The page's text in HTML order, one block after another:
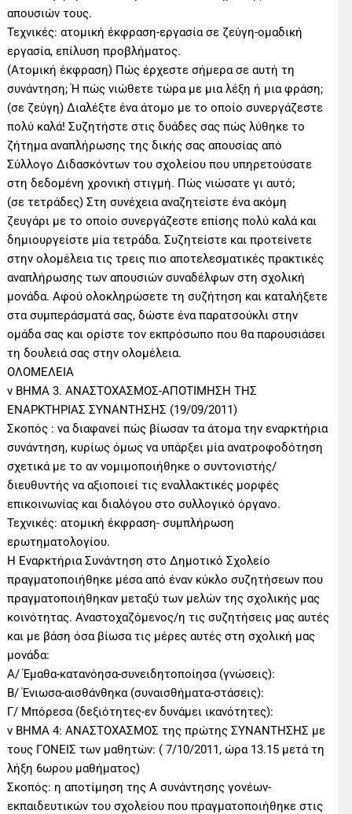
απουσιών τους.
Τεχνικές: ατομική έκφραση-εργασία σε ζεύγη-ομαδική
εργασία, επίλυση προβλήματος.
(Ατομική έκφραση) Πώς έρχεστε σήμερα σε αυτή τη
συνάντηση; Ή πώς νιώθετε τώρα με μια λέξη ή μια φράση;
(σε ζεύγη) Διαλέξτε ένα άτομο με το οποίο συνεργάζεστε
πολύ καλά! Συζητήστε στις δυάδες σας πώς λύθηκε το
ζήτημα αναπλήρωσης της δικής σας απουσίας από
Σύλλογο Διδασκόντων του σχολείου που υπηρετούσατε
στη δεδομένη χρονική στιγμή. Πώς νιώσατε γι αυτό;
(σε τετράδες) Στη συνέχεια αναζητείστε ένα ακόμη
ζευγάρι με το οποίο συνεργάζεστε επίσης πολύ καλά και
δημιουργείστε μία τετράδα. Συζητείστε και προτείνετε
στην ολομέλεια τις τρεις πιο αποτελεσματικές πρακτικές
αναπλήρωσης των απουσιών συναδέλφων στη σχολική
μονάδα. Αφού ολοκληρώσετε τη συζήτηση και καταλήξετε
στα συμπεράσματά σας, δώστε ένα παρατσούκλι στην
ομάδα σας και ορίστε τον εκπρόσωπο που θα παρουσιάσει
τη δουλειά σας στην ολομέλεια.
ΟΛΟΜΕΛΕΙΑ
v ΒΗΜΑ 3. ΑΝΑΣΤΟΧΑΣΜΟΣ-ΑΠΟΤΙΜΗΣΗ ΤΗΣ
ΕΝΑΡΚΤΗΡΙΑΣ ΣΥΝΑΝΤΗΣΗΣ (19/09/2011)
Σκοπός : να διαφανεί πώς βίωσαν τα άτομα την εναρκτήρια
συνάντηση, κυρίως όμως να υπάρξει μία ανατροφοδότηση
σχετικά με το αν νομιμοποιήθηκε ο συντονιστής/
διευθυντής να αξιοποιεί τις εναλλακτικές μορφές
επικοινωνίας και διαλόγου στο συλλογικό όργανο.
Τεχνικές: ατομική έκφραση- συμπλήρωση
ερωτηματολογίου.
Η Εναρκτήρια Συνάντηση στο Δημοτικό Σχολείο
πραγματοποιήθηκε μέσα από έναν κύκλο συζητήσεων που
πραγματοποιήθηκαν μεταξύ των μελών της σχολικής μας
κοινότητας. Αναστοχαζόμενος/η τις συζητήσεις μας αυτές
και με βάση όσα βίωσα τις μέρες αυτές στη σχολική μας
μονάδα:
Α/ Έμαθα-κατανόησα-συνειδητοποίησα (γνώσεις):
Β/ Ένιωσα-αισθάνθηκα (συναισθήματα-στάσεις):
Γ/ Μπόρεσα (δεξιότητες-εν δυνάμει ικανότητες):
v ΒΗΜΑ 4: ΑΝΑΣΤΟΧΑΣΜΟΣ της πρώτης ΣΥΝΑΝΤΗΣΗΣ με
τους ΓΟΝΕΙΣ των μαθητών: ( 7/10/2011, ώρα 13.15 μετά τη
λήξη 6ωρου μαθήματος)
Σκοπός: η αποτίμηση της Α συνάντησης γονέων-
εκπαιδευτικών του σχολείου που πραγματοποιήθηκε στις